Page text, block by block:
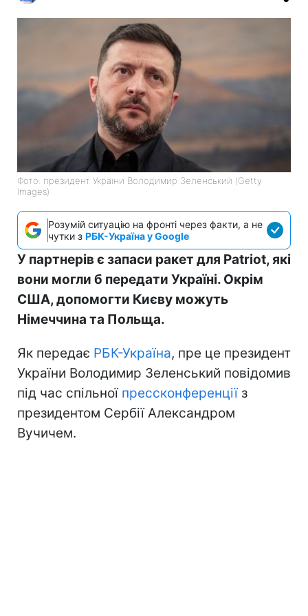
Фото: президент України Володимир Зеленський (Getty
Images)
Розумій ситуацію на фронті через факти, а не
чутки з РБК-Україна у Google
У партнерів є запаси ракет для Patriot, які
вони могли б передати Україні. Окрім
США, допомогти Києву можуть
Німеччина та Польща.
Як передає РБК-Україна, пре це президент
України Володимир Зеленський повідомив
під час спільної прессконференціїз
президентом Сербії Александром
Вучичем.